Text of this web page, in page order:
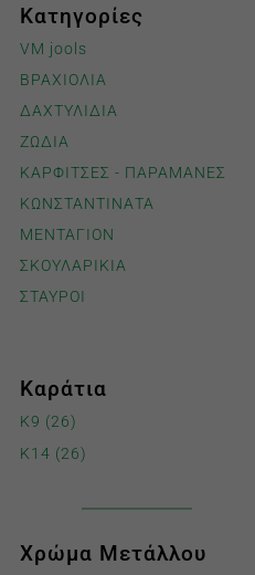
Κατηγορίες
VM jools
ΒΡΑΧΙΟΛΙΑ
ΔΑΧΤΥΛΙΔΙΑ
ΖΩΔΙΑ
ΚΑΡΦΙΤΣΕΣ - ΠΑΡΑΜΑΝΕΣ
ΚΩΝΣΤΑΝΤΙΝΑΤΑ
ΜΕΝΤΑΓΙΟΝ
ΣΚΟΥΛΑΡΙΚΙΑ
ΣΤΑΥΡΟΙ
Καράτια
K9 (26)
K14 (26)
Χρώμα Μετάλλου